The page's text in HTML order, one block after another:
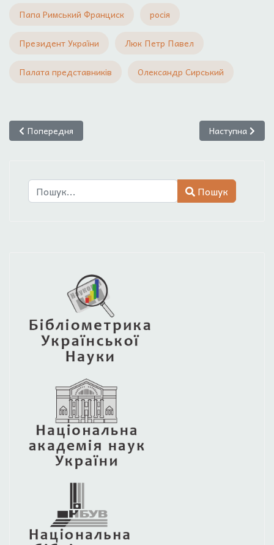
Папа Римський Франциск росія
Президент України Люк Петр Павел
Палата представників Олександр Сирський
Попередня стаття: Мищак І.М. Війна росії проти України:
Попередня Наступна
Наступна
Пошук
Пошук